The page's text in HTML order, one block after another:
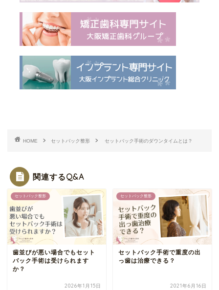
HOME セットバック整形 セットバック手術のダウンタイムとは？
関連するQ&A
セットバック整形
歯並びが悪い場合でもセット
バック手術は受けられます
か？
2026年1月15日
セットバック整形
セットバック手術で重度の出
っ歯は治療できる？
2021年6月16日